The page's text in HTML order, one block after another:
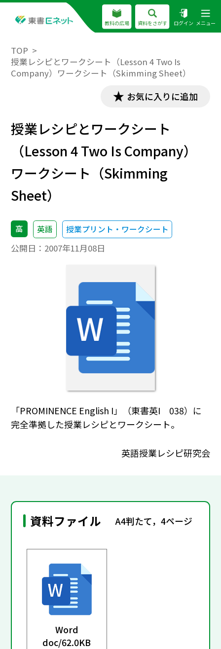
教科の広場 資料をさがす ログイン メニュー
TOP
授業レシピとワークシート（Lesson 4 Two Is
Company）ワークシート（Skimming Sheet）
お気に入りに追加
授業レシピとワークシート
（Lesson 4 Two Is Company）
ワークシート（Skimming
Sheet）
高 英語 授業プリント・ワークシート
公開日： 2007年11月08日
「PROMINENCE English I」（東書英I 038）に
完全準拠した授業レシピとワークシート。
英語授業レシピ研究会
資料ファイル A4判たて，4ページ
Word
doc/62.0KB